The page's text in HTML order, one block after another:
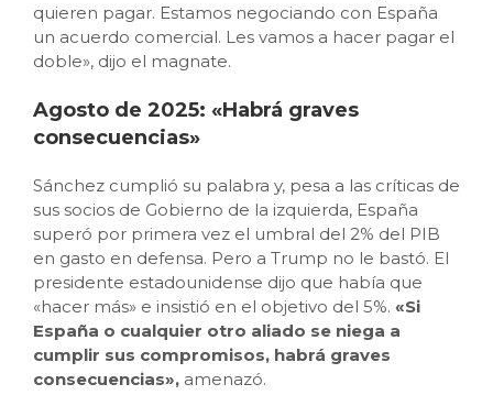
quieren pagar. Estamos negociando con España
un acuerdo comercial. Les vamos a hacer pagar el
doble», dijo el magnate.
Agosto de 2025: «Habrá graves
consecuencias»
Sánchez cumplió su palabra y, pesa a las críticas de
sus socios de Gobierno de la izquierda, España
superó por primera vez el umbral del 2% del PIB
en gasto en defensa. Pero a Trump no le bastó. El
presidente estadounidense dijo que había que
«hacer más» e insistió en el objetivo del 5%. «Si
España o cualquier otro aliado se niega a
cumplir sus compromisos, habrá graves
consecuencias», amenazó.